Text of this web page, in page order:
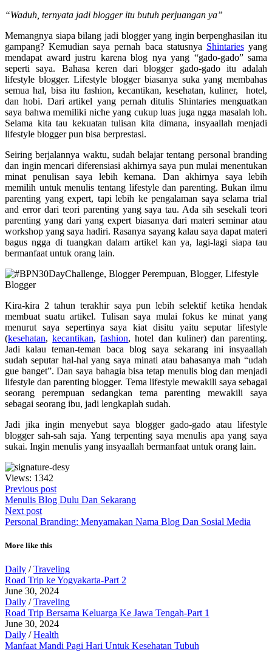
“Waduh, ternyata jadi blogger itu butuh perjuangan ya”
Memangnya siapa bilang jadi blogger yang ingin berpenghasilan itu
gampang? Kemudian saya pernah baca statusnya Shintariesyang
mendapat award justru karena blog nya yang “gado-gado” sama
seperti saya. Bahasa keren dari blogger gado-gado itu adalah
lifestyle blogger. Lifestyle blogger biasanya suka yang membahas
semua hal, bisa itu fashion, kecantikan, kesehatan, kuliner, hotel,
dan hobi. Dari artikel yang pernah ditulis Shintaries menguatkan
saya bahwa memiliki niche yang cukup luas juga ngga masalah loh.
Selama kita tau kekuatan tulisan kita dimana, insyaallah menjadi
lifestyle blogger pun bisa berprestasi.
Seiring berjalannya waktu, sudah belajar tentang personal branding
dan ingin mencari diferensiasi akhirnya saya pun mulai menentukan
minat penulisan saya lebih kemana. Dan akhirnya saya lebih
memilih untuk menulis tentang lifestyle dan parenting. Bukan ilmu
parenting yang expert, tapi lebih ke pengalaman saya selama trial
and error dari teori parenting yang saya tau. Ada sih sesekali teori
parenting yang dari yang expert biasanya dari materi seminar atau
workshop yang saya hadiri. Rasanya sayang kalau saya dapat materi
bagus ngga di tuangkan dalam artikel kan ya, lagi-lagi siapa tau
bermanfaat untuk orang lain.
Kira-kira 2 tahun terakhir saya pun lebih selektif ketika hendak
membuat suatu artikel. Tulisan saya mulai fokus ke minat yang
menurut saya sepertinya saya kiat disitu yaitu seputar lifestyle
(kesehatan,kecantikan,fashion, hotel dan kuliner) dan parenting.
Jadi kalau teman-teman baca blog saya sekarang ini insyaallah
sudah seputar hal-hal yang saya minati atau bahasanya mah “udah
gue banget”. Dan saya bahagia bisa tetap menulis blog dan menjadi
lifestyle dan parenting blogger. Tema lifestyle mewakili saya sebagai
seorang perempuan sedangkan tema parenting mewakili saya
sebagai seorang ibu, jadi lengkaplah sudah.
Jadi jika ingin menyebut saya blogger gado-gado atau lifestyle
blogger sah-sah saja. Yang terpenting saya menulis apa yang saya
sukai. Ingin menulis yang insyaallah bermanfaat untuk orang lain.
Views: 1342
Previous post
Menulis Blog Dulu Dan Sekarang
Next post
Personal Branding: Menyamakan Nama Blog Dan Sosial Media
More like this
Daily /Traveling
Road Trip ke Yogyakarta-Part 2
June 30, 2024
Daily /Traveling
Road Trip Bersama Keluarga Ke Jawa Tengah-Part 1
June 30, 2024
Daily /Health
Manfaat Mandi Pagi Hari Untuk Kesehatan Tubuh